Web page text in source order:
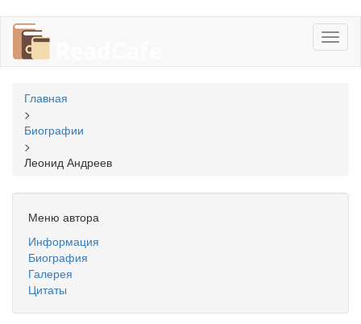
Перейти
основному
Вы
здесь
Главная
>
Биографии
>
Леонид Андреев
Меню автора
Информация
Биография
Галерея
Цитаты